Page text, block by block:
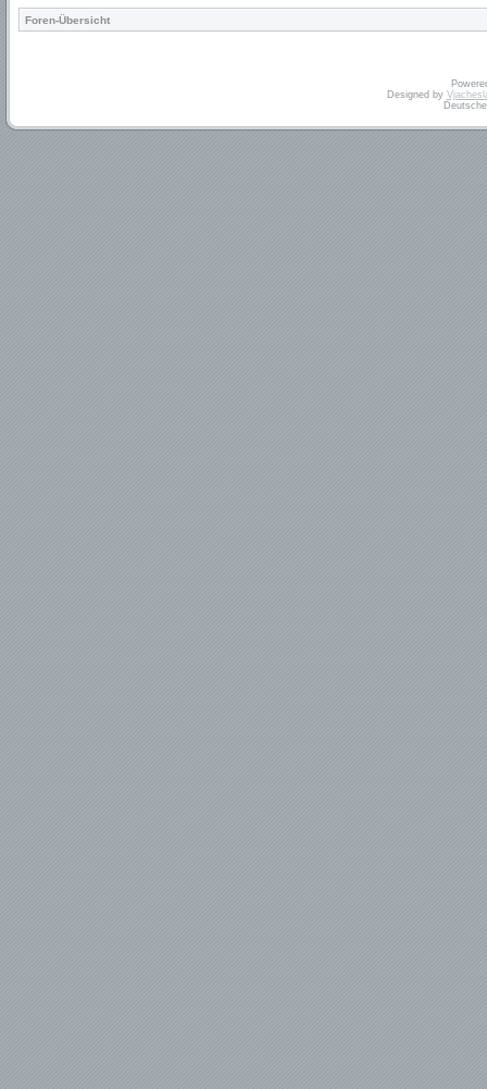
Foren-Übersicht
Designed by